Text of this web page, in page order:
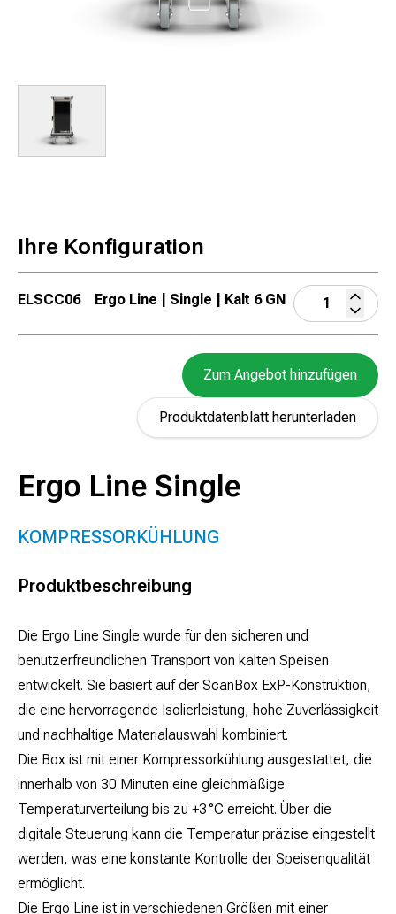
Ergo Line Single
KOMPRESSORKÜHLUNG
Produktbeschreibung
Die Ergo Line Single wurde für den sicheren und
benutzerfreundlichen Transport von kalten Speisen
entwickelt. Sie basiert auf der ScanBox ExP-Konstruktion,
die eine hervorragende Isolierleistung, hohe Zuverlässigkeit
und nachhaltige Materialauswahl kombiniert.
Die Box ist mit einer Kompressorkühlung ausgestattet, die
innerhalb von 30 Minuten eine gleichmäßige
Temperaturverteilung bis zu +3 °C erreicht. Über die
digitale Steuerung kann die Temperatur präzise eingestellt
werden, was eine konstante Kontrolle der Speisenqualität
ermöglicht.
Die Ergo Line ist in verschiedenen Größen mit einer
Ihre Konfiguration
ELSCC06 Ergo Line | Single | Kalt 6 GN
Zum Angebot hinzufügen
Produktdatenblatt herunterladen